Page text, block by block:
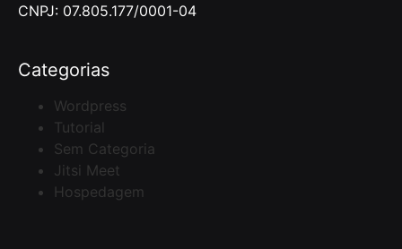
CNPJ: 07.805.177/0001-04
Categorias
Wordpress
Tutorial
Sem Categoria
Jitsi Meet
Hospedagem